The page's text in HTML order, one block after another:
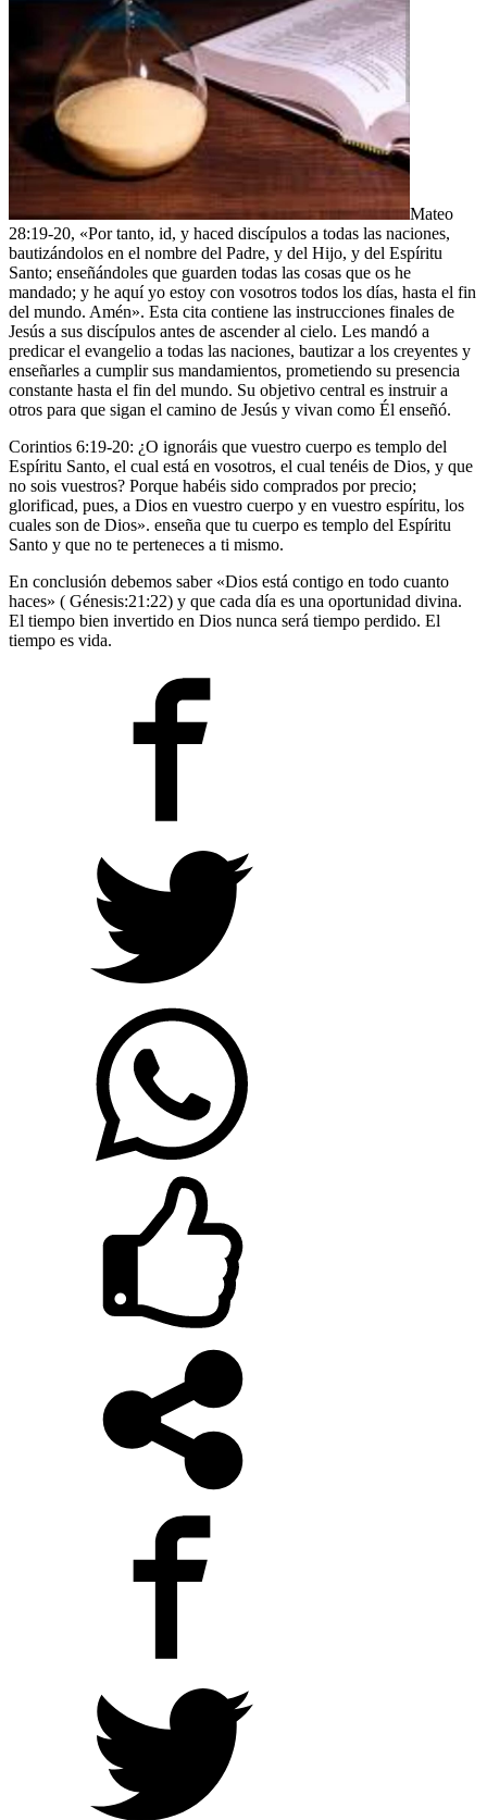
Mateo
28:19-20, «Por tanto, id, y haced discípulos a todas las naciones,
bautizándolos en el nombre del Padre, y del Hijo, y del Espíritu
Santo; enseñándoles que guarden todas las cosas que os he
mandado; y he aquí yo estoy con vosotros todos los días, hasta el fin
del mundo. Amén». Esta cita contiene las instrucciones finales de
Jesús a sus discípulos antes de ascender al cielo. Les mandó a
predicar el evangelio a todas las naciones, bautizar a los creyentes y
enseñarles a cumplir sus mandamientos, prometiendo su presencia
constante hasta el fin del mundo. Su objetivo central es instruir a
otros para que sigan el camino de Jesús y vivan como Él enseñó.
Corintios 6:19-20: ¿O ignoráis que vuestro cuerpo es templo del
Espíritu Santo, el cual está en vosotros, el cual tenéis de Dios, y que
no sois vuestros? Porque habéis sido comprados por precio;
glorificad, pues, a Dios en vuestro cuerpo y en vuestro espíritu, los
cuales son de Dios». enseña que tu cuerpo es templo del Espíritu
Santo y que no te perteneces a ti mismo.
En conclusión debemos saber «Dios está contigo en todo cuanto
haces» ( Génesis:21:22) y que cada día es una oportunidad divina.
El tiempo bien invertido en Dios nunca será tiempo perdido. El
tiempo es vida.